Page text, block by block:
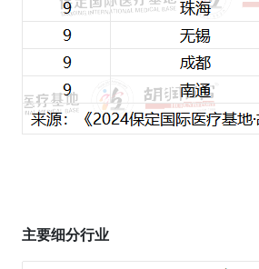
主要细分行业